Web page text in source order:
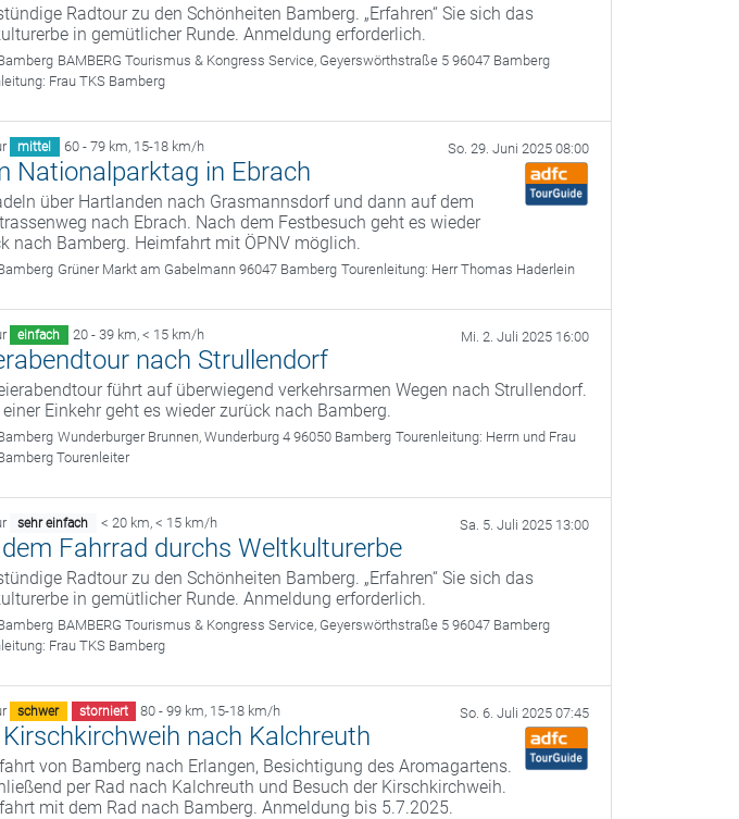
Radtour zu den Schönheiten Bamberg. „Erfahren“ Sie sich das
in gemütlicher Runde. Anmeldung erforderlich.
BAMBERG Tourismus & Kongress Service, Geyerswörthstraße 5 96047 Bamberg
Frau TKS Bamberg
mittel 60 - 79 km, 15-18 km/h So. 29. Juni 2025 08:00
Nationalparktag in Ebrach
über Hartlanden nach Grasmannsdorf und dann auf dem
nach Ebrach. Nach dem Festbesuch geht es wieder
nach Bamberg. Heimfahrt mit ÖPNV möglich.
Grüner Markt am Gabelmann 96047 Bamberg Tourenleitung: Herr Thomas Haderlein
einfach 20 - 39 km, < 15 km/h Mi. 2. Juli 2025 16:00
nach Strullendorf
führt auf überwiegend verkehrsarmen Wegen nach Strullendorf.
Einkehr geht es wieder zurück nach Bamberg.
Wunderburger Brunnen, Wunderburg 4 96050 Bamberg Tourenleitung: Herrn und Frau
Tourenleiter
sehr einfach < 20 km, < 15 km/h Sa. 5. Juli 2025 13:00
Fahrrad durchs Weltkulturerbe
Radtour zu den Schönheiten Bamberg. „Erfahren“ Sie sich das
in gemütlicher Runde. Anmeldung erforderlich.
BAMBERG Tourismus & Kongress Service, Geyerswörthstraße 5 96047 Bamberg
Frau TKS Bamberg
schwer storniert 80 - 99 km, 15-18 km/h So. 6. Juli 2025 07:45
nach Kalchreuth
von Bamberg nach Erlangen, Besichtigung des Aromagartens.
per Rad nach Kalchreuth und Besuch der Kirschkirchweih.
mit dem Rad nach Bamberg. Anmeldung bis 5.7.2025.